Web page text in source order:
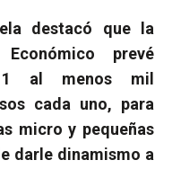
destacó que la
prevé
al menos mil
cada uno, para
micro y pequeñas
darle dinamismo a